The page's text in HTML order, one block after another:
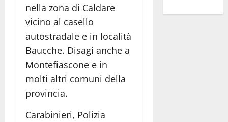
nella zona di Caldare
vicino al casello
autostradale e in località
Baucche. Disagi anche a
Montefiascone e in
molti altri comuni della
provincia.
Carabinieri, Polizia
euro